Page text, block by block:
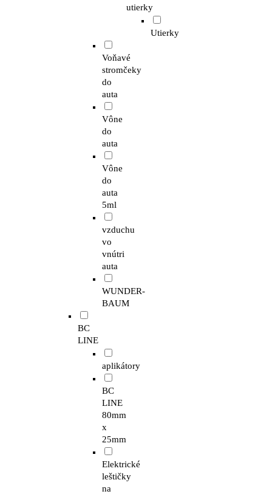
utierky
Utierky
Voňavé
stromčeky
do
auta
Vône
do
auta
Vône
do
auta
5ml
vzduchu
vo
vnútri
auta
WUNDER-
BAUM
BC
LINE
aplikátory
BC
LINE
80mm
x
25mm
Elektrické
leštičky
na